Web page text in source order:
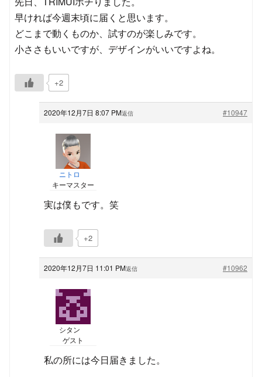
早ければ今週末頃に届くと思います。
どこまで動くものか、試すのが楽しみです。
小ささもいいですが、デザインがいいですよね。
+2
2020年12月7日 8:07 PM #10947
返信
ニトロ
キーマスター
実は僕もです。笑
+2
2020年12月7日 11:01 PM #10962
返信
シタン
ゲスト
私の所には今日届きました。